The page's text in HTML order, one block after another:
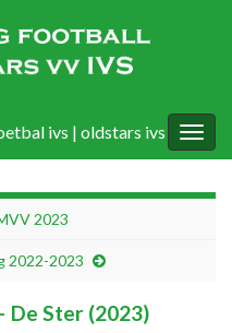
ivs | oldstars ivs
2023
2022-2023
De Ster (2023)